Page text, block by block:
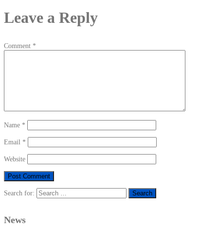
Leave a Reply
Comment *
Name *
Email *
Website
Search for:
News